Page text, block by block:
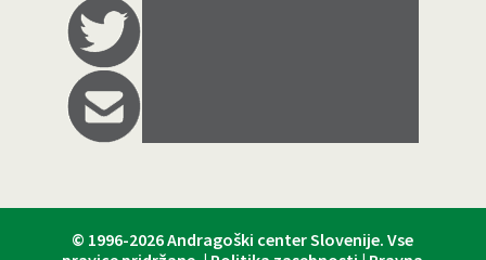
© 1996-2026Andragoški center Slovenije. Vse